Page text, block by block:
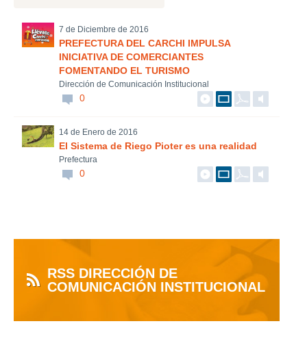
7 de Diciembre de 2016
PREFECTURA DEL CARCHI IMPULSA
INICIATIVA DE COMERCIANTES
FOMENTANDO EL TURISMO
Dirección de Comunicación Institucional
0
14 de Enero de 2016
El Sistema de Riego Pioter es una realidad
Prefectura
0
RSS DIRECCIÓN DE
COMUNICACIÓN INSTITUCIONAL